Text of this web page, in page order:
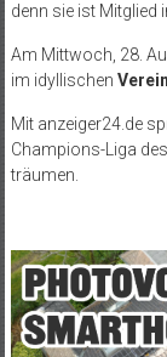
denn sie ist Mitglied
Am Mittwoch, 28.
im idyllischen
Mit anzeiger24.de
Champions-Liga
träumen.